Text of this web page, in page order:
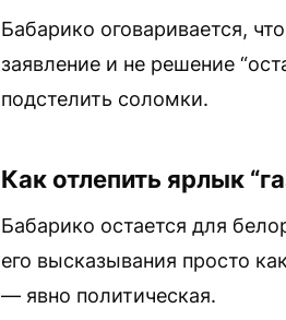
Бабарико оговаривается,
заявление и не решение
подстелить соломки.
Как отлепить ярлык
Бабарико остается для
его высказывания просто
— явно политическая.